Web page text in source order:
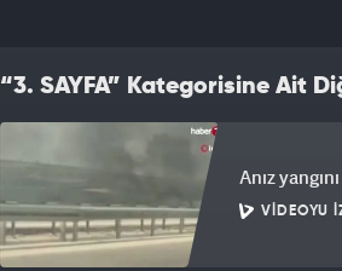
“3. SAYFA” Kategorisine Ait
Anız
VIDEOYU